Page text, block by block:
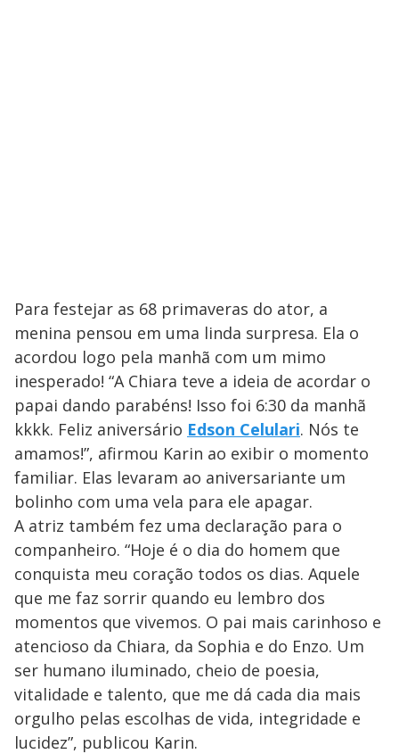
Para festejar as 68 primaveras do ator, a
menina pensou em uma linda surpresa. Ela o
acordou logo pela manhã com um mimo
inesperado! “A Chiara teve a ideia de acordar o
papai dando parabéns! Isso foi 6:30 da manhã
kkkk. Feliz aniversário Edson Celulari. Nós te
amamos!”, afirmou Karin ao exibir o momento
familiar. Elas levaram ao aniversariante um
bolinho com uma vela para ele apagar.
A atriz também fez uma declaração para o
companheiro. “Hoje é o dia do homem que
conquista meu coração todos os dias. Aquele
que me faz sorrir quando eu lembro dos
momentos que vivemos. O pai mais carinhoso e
atencioso da Chiara, da Sophia e do Enzo. Um
ser humano iluminado, cheio de poesia,
vitalidade e talento, que me dá cada dia mais
orgulho pelas escolhas de vida, integridade e
lucidez”, publicou Karin.